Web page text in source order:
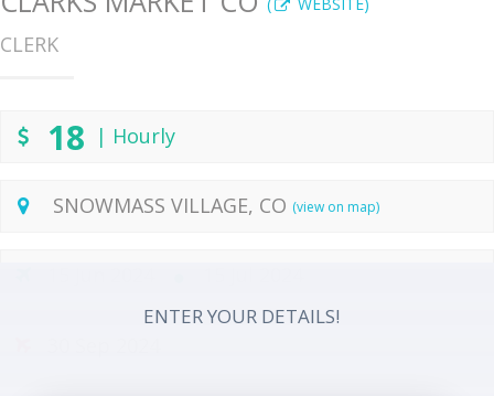
( WEBSITE)
CLERK
18 | Hourly
SNOWMASS VILLAGE, CO (view on map)
ENTER YOUR DETAILS!